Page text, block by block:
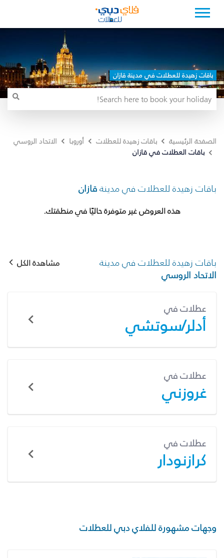
باقات زهيدة للعطلات في مدينة قازان
الصفحة الرئيسية باقات زهيدة للعطلات أوروبا
الاتحاد الروسي
باقات العطلات في قازان
باقات زهيدة للعطلات في مدينةقازان
هذه العروض غير متوفرة حاليًا في منطقتك.
باقات زهيدة للعطلات في مدينة
الاتحاد الروسي
مشاهدة الكل
عطلات في
أدلر/سوتشي
عطلات في
غروزني
عطلات في
كرازنودار
وجهات مشهورة للفلاي دبي للعطلات